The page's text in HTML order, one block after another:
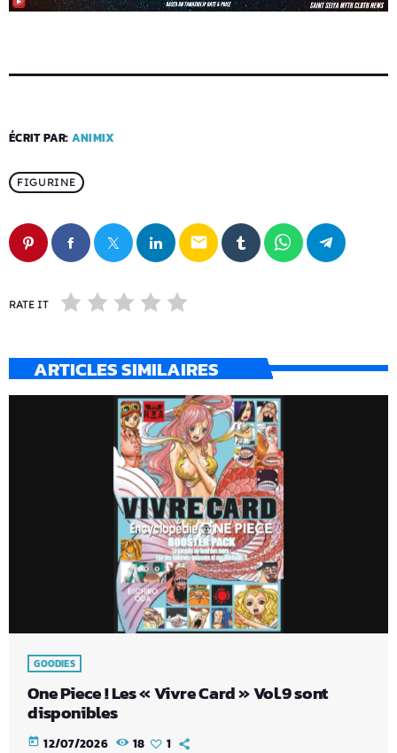
ÉCRIT PAR: ANIMIX
FIGURINE
email
RATE IT
ARTICLES SIMILAIRES
GOODIES
One Piece ! Les « Vivre Card » Vol.9 sont
disponibles
today 12/07/2026 18 1